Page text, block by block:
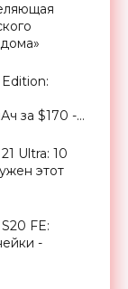
за $170 -
Ultra: 10
этот
FE:
-